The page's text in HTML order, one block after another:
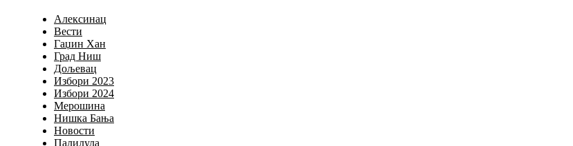
Алексинац
Вести
Гаџин Хан
Град Ниш
Дољевац
Избори 2023
Избори 2024
Мерошина
Нишка Бања
Новости
Палилула